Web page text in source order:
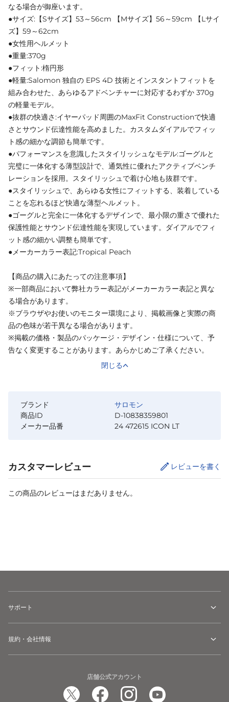
なる場合が御座います。
●サイズ:【Sサイズ】53～56cm 【Mサイズ】56～59cm 【Lサイ
ズ】59～62cm
●女性用ヘルメット
●重量:370g
●フィット:楕円形
●軽量:Salomon 独自の EPS 4D 技術とインスタントフィットを
組み合わせた、あらゆるアドベンチャーに対応するわずか 370g
の軽量モデル。
●抜群の快適さ:イヤーパッド周囲のMaxFit Constructionで快適
さとサウンド伝達性能を高めました。カスタムダイアルでフィッ
ト感の細かな調節も簡単です。
●パフォーマンスを意識したスタイリッシュなモデル:ゴーグルと
完璧に一体化する薄型設計で、通気性に優れたアクティブベンチ
レーションを採用。スタイリッシュで着け心地も抜群です。
●スタイリッシュで、あらゆる女性にフィットする、装着している
ことを忘れるほど快適な薄型ヘルメット。
●ゴーグルと完全に一体化するデザインで、最小限の重さで優れた
保護性能とサウンド伝達性能を実現しています。ダイアルでフィ
ット感の細かい調整も簡単です。
●メーカーカラー表記:Tropical Peach
【商品の購入にあたっての注意事項】
※一部商品において弊社カラー表記がメーカーカラー表記と異な
る場合があります。
※ブラウザやお使いのモニター環境により、掲載画像と実際の商
品の色味が若干異なる場合があります。
※掲載の価格・製品のパッケージ・デザイン・仕様について、予
告なく変更することがあります。あらかじめご了承ください。
閉じる
ブランド
サロモン
商品ID
D-10838359801
メーカー品番
24 472615 ICON LT
カスタマーレビュー レビューを書く
この商品のレビューはまだありません。
サポート
規約・会社情報
店舗公式アカウント